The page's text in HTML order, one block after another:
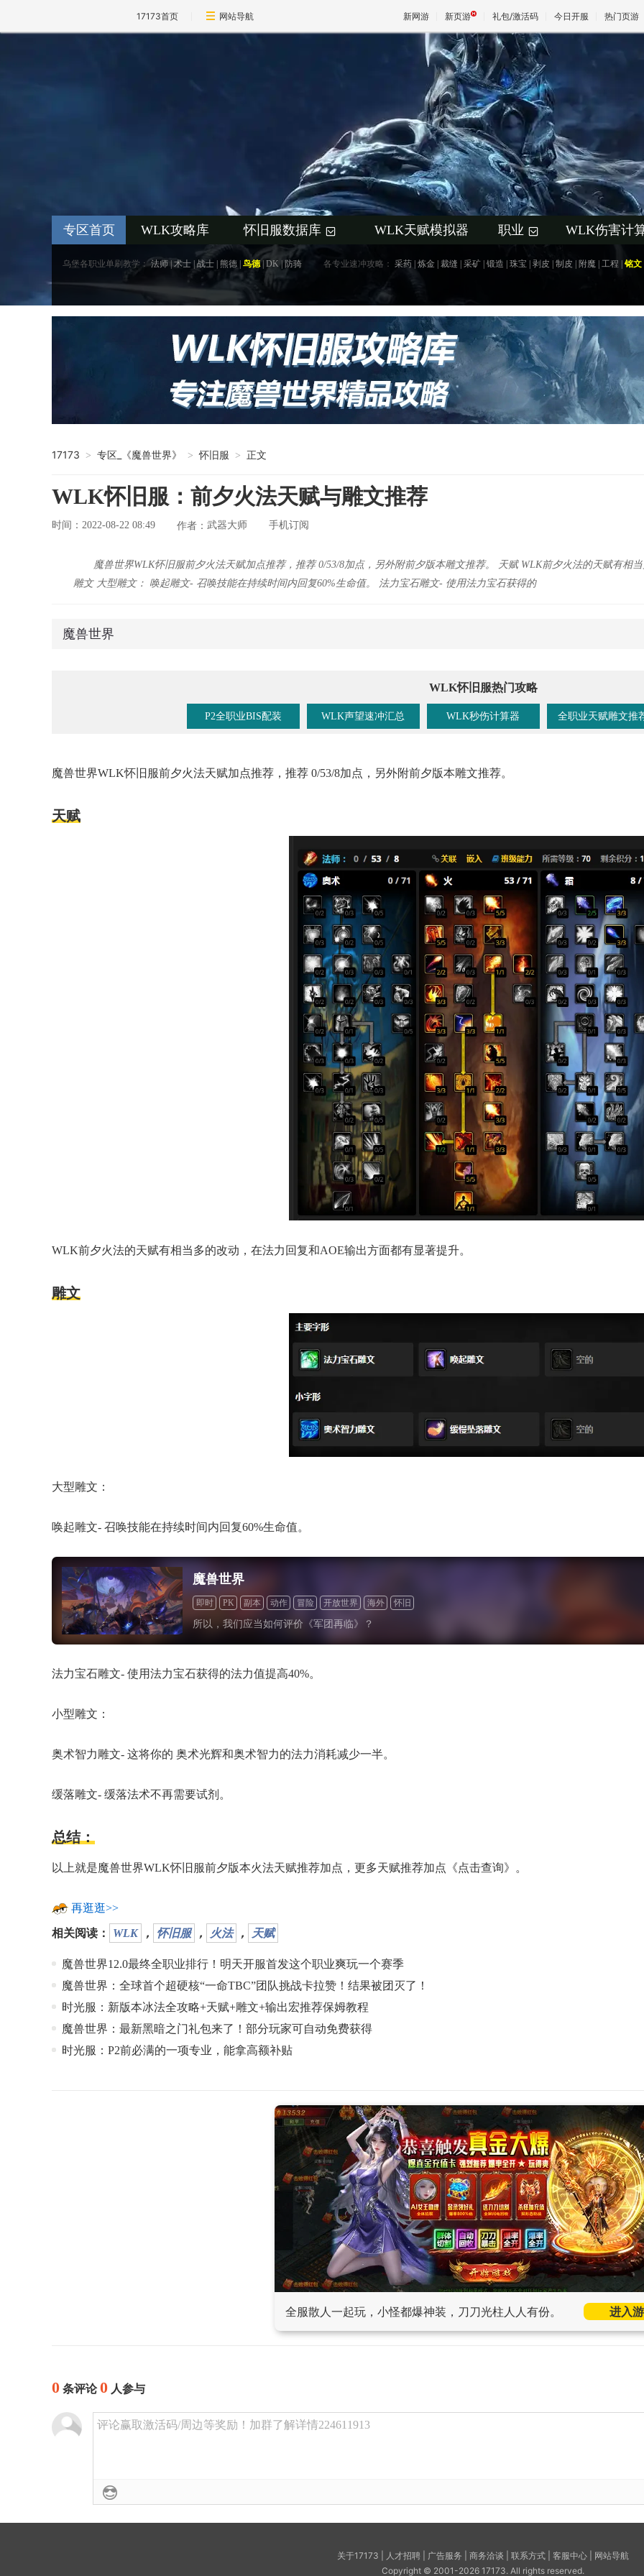
17173首页 网站导航 新网游 新页游 礼包/激活码 今日开服 热门页游
王权与
专区首页 WLK攻略库 怀旧服数据库 + WLK天赋模拟器 职业 + WLK伤害计
乌堡各职业单刷教学： 法师 术士 |战士 熊德 鸟德| DK|防骑 各专业速冲攻略： 采药 炼金 裁缝 采矿 锻造 珠宝 剥皮 制皮 附魔 工程 铭文
17173 > 专区_《魔兽世界》 > 怀旧服 > 正文
WLK怀旧服：前夕火法天赋与雕文推荐
时间：2022-08-22 08:49 作者： 武器大师 手机订阅
魔兽世界WLK怀旧服前夕火法天赋加点推荐，推荐 0/53/8加点，另外附前夕版本雕文推荐。 天赋 WLK前夕火法的天赋有相
雕文 大型雕文： 唤起雕文- 召唤技能在持续时间内回复60%生命值。 法力宝石雕文- 使用法力宝石获得的
魔兽世界
WLK怀旧服热门攻略
P2全职业BIS配装 WLK声望速冲汇总 WLK秒伤计算器 全职业天赋雕文推
魔兽世界WLK怀旧服前夕火法天赋加点推荐，推荐 0/53/8加点，另外附前夕版本雕文推荐。
天赋
WLK前夕火法的天赋有相当多的改动，在法力回复和AOE输出方面都有显著提升。
雕文
大型雕文：
唤起雕文- 召唤技能在持续时间内回复60%生命值。
魔兽世界
即时 PK 副本 动作 冒险 开放世界 海外 怀旧
所以，我们应当如何评价《军团再临》？
法力宝石雕文- 使用法力宝石获得的法力值提高40%。
小型雕文：
奥术智力雕文- 这将你的 奥术光辉和奥术智力的法力消耗减少一半。
缓落雕文- 缓落法术不再需要试剂。
总结：
以上就是魔兽世界WLK怀旧服前夕版本火法天赋推荐加点，更多天赋推荐加点《点击查询》。
再逛逛>>
相关阅读： WLK ， 怀旧服 ， 火法 ， 天赋
魔兽世界12.0最终全职业排行！明天开服首发这个职业爽玩一个赛季
魔兽世界：全球首个超硬核“一命TBC”团队挑战卡拉赞！结果被团灭了！
时光服：新版本冰法全攻略+天赋+雕文+输出宏推荐保姆教程
魔兽世界：最新黑暗之门礼包来了！部分玩家可自动免费获得
时光服：P2前必满的一项专业，能拿高额补贴
全服散人一起玩，小怪都爆神装，刀刀光柱人人有份。 进入
0 条评论0 人参与
评论赢取激活码/周边等奖励！加群了解详情224611913
关于17173 人才招聘 广告服务 商务洽谈 联系方式 客服中心
网站导航
Copyright © 2001-2026 17173. All rights reserved.